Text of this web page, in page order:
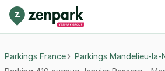
Parkings France
Parkings Mandelieu-la-